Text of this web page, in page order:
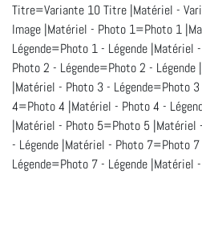
Titre=Variante 10 Titre |Matériel -
Image |Matériel - Photo 1=Photo 1
Légende=Photo 1 - Légende
Photo 2 - Légende=Photo 2 -
|Matériel - Photo 3 - Légende=Photo
4=Photo 4 |Matériel - Photo 4 -
|Matériel - Photo 5=Photo 5 |Matériel
- Légende |Matériel - Photo 7=Photo
Légende=Photo 7 - Légende